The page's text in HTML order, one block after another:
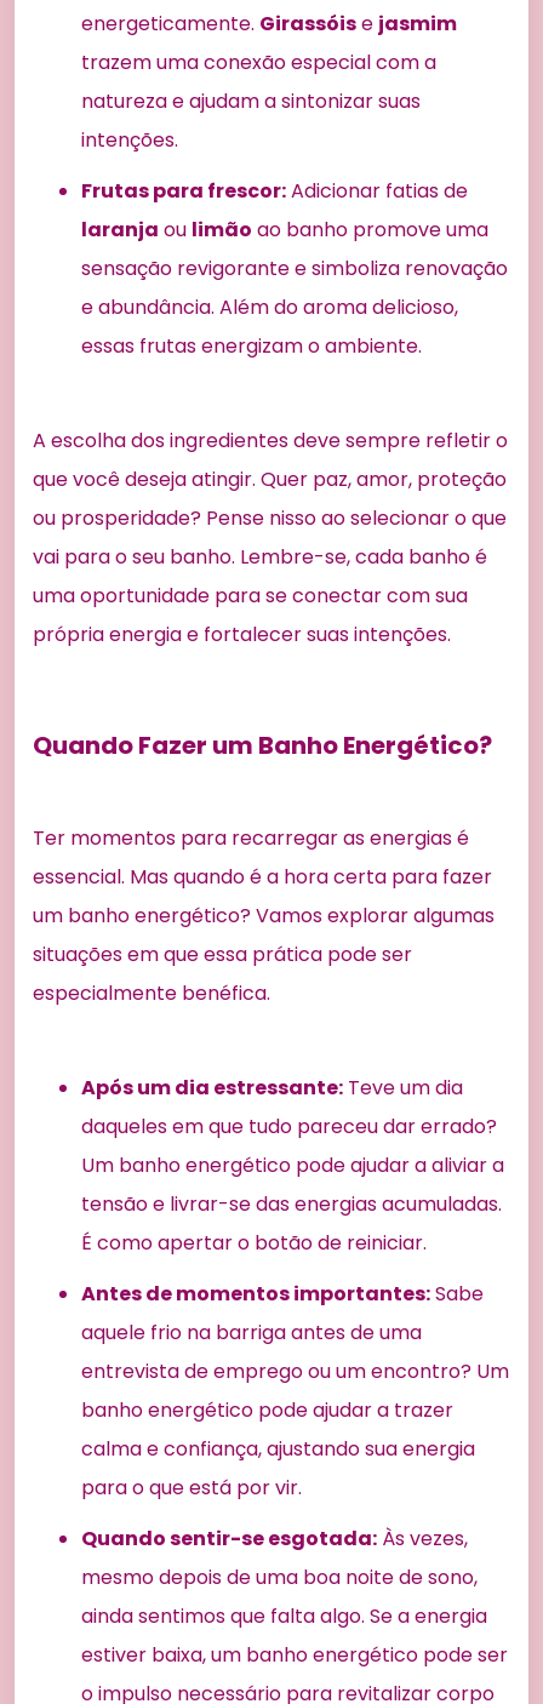
energeticamente. Girassóise jasmim
trazem uma conexão especial com a
natureza e ajudam a sintonizar suas
intenções.
Frutas para frescor:Adicionar fatias de
laranja ou limão ao banho promove uma
sensação revigorante e simboliza renovação
e abundância. Além do aroma delicioso,
essas frutas energizam o ambiente.
A escolha dos ingredientes deve sempre refletir o
que você deseja atingir. Quer paz, amor, proteção
ou prosperidade? Pense nisso ao selecionar o que
vai para o seu banho. Lembre-se, cada banho é
uma oportunidade para se conectar com sua
própria energia e fortalecer suas intenções.
Quando Fazer um Banho Energético?
Ter momentos para recarregar as energias é
essencial. Mas quando é a hora certa para fazer
um banho energético? Vamos explorar algumas
situações em que essa prática pode ser
especialmente benéfica.
Após um dia estressante: Teve um dia
daqueles em que tudo pareceu dar errado?
Um banho energético pode ajudar a aliviar a
tensão e livrar-se das energias acumuladas.
É como apertar o botão de reiniciar.
Antes de momentos importantes:Sabe
aquele frio na barriga antes de uma
entrevista de emprego ou um encontro? Um
banho energético pode ajudar a trazer
calma e confiança, ajustando sua energia
para o que está por vir.
Quando sentir-se esgotada: Às vezes,
mesmo depois de uma boa noite de sono,
ainda sentimos que falta algo. Se a energia
estiver baixa, um banho energético pode ser
o impulso necessário para revitalizar corpo